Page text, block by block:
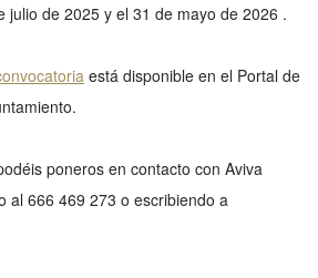
julio de 2025 y el 31 de mayo de 2026 .
está disponible en el Portal de
poneros en contacto con Aviva
al 666 469 273 o escribiendo a